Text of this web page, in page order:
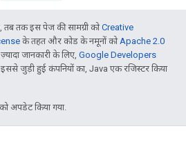
तक इस पेज की सामग्री कोCreative
के तहत और कोड के नमूनों कोApache 2.0
जानकारी के लिए, Google Developers
जुड़ी हुई कंपनियों का, Java एक रजिस्टर किया
अपडेट किया गया.